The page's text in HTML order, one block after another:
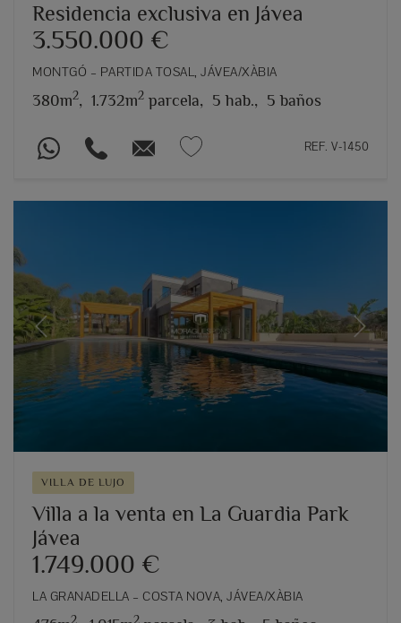
Residencia exclusiva en Jávea
3.550.000 €
MONTGÓ – PARTIDA TOSAL, JÁVEA/XÀBIA
380m2, 1.732m2 parcela, 5 hab., 5 baños
REF. V-1450
Previous Next
VILLA DE LUJO
Villa a la venta en La Guardia Park
Jávea
1.749.000 €
LA GRANADELLA – COSTA NOVA, JÁVEA/XÀBIA
2 2